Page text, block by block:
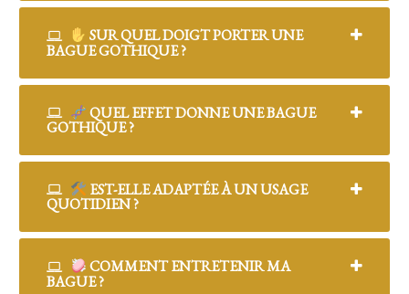
SUR QUEL DOIGT PORTER UNE
BAGUE GOTHIQUE ?
QUEL EFFET DONNE UNE BAGUE
GOTHIQUE ?
EST-ELLE ADAPTÉE À UN USAGE
QUOTIDIEN ?
COMMENT ENTRETENIR MA
BAGUE ?